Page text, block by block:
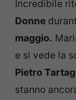
Incredibile
Donne
maggio.
e si vede la
Pietro
stanno